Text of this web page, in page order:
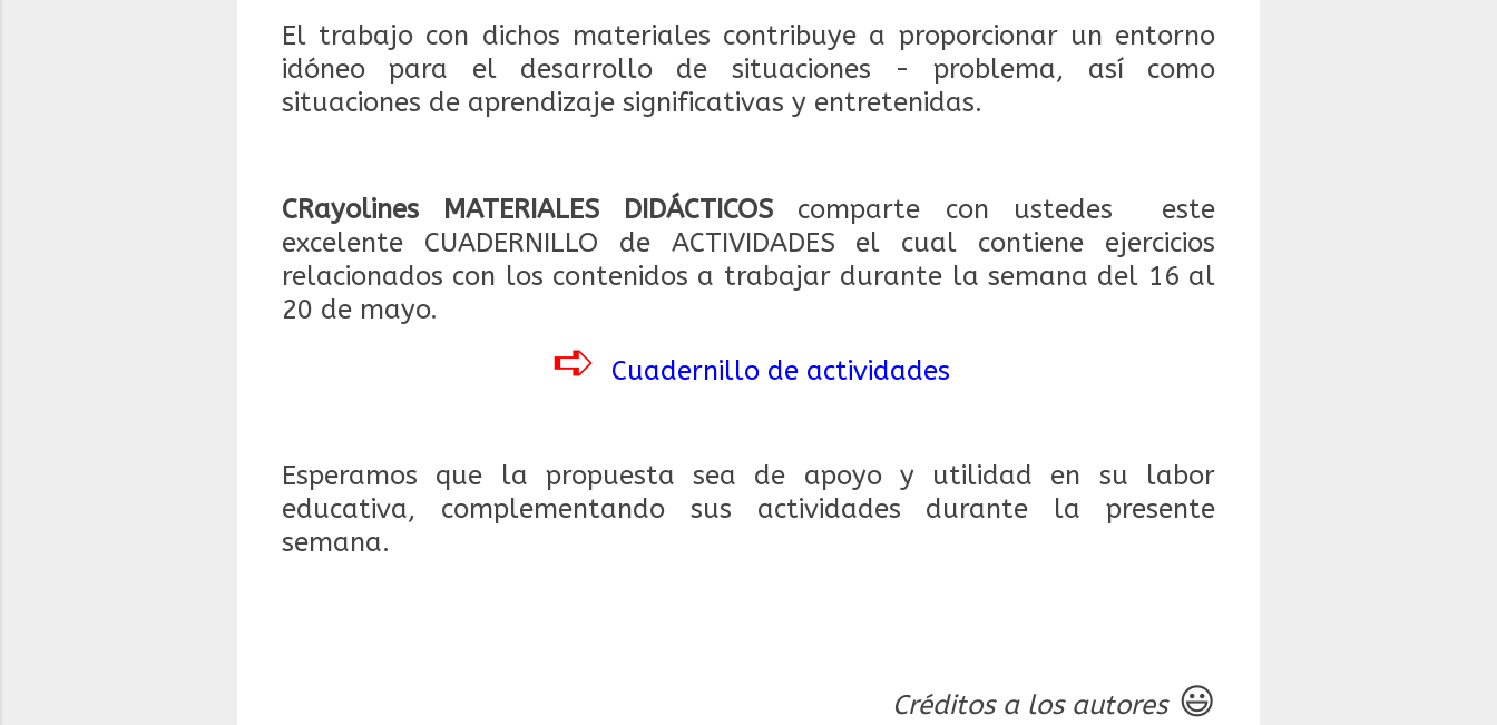
El trabajo con dichos materiales contribuye a proporcionar un entorno
idóneo para el desarrollo de situaciones - problema, así como
situaciones de aprendizaje significativas y entretenidas.
CRayolines MATERIALES DIDÁCTICOS comparte con ustedes este
excelente CUADERNILLO de ACTIVIDADES el cual contiene ejercicios
relacionados con los contenidos a trabajar durante la semana del 16 al
20 de mayo.
➪ Cuadernillo de actividades
Esperamos que la propuesta sea de apoyo y utilidad en su labor
educativa, complementando sus actividades durante la presente
semana.
Créditos a los autores😃